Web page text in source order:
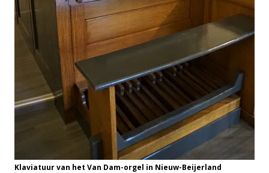
Klaviatuur van het Van Dam-orgel in Nieuw-Beijerland